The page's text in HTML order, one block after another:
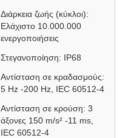
Διάρκεια ζωής (κύκλοι):
Ελάχιστο 10.000.000
ενεργοποιήσεις
Στεγανοποίηση: IP68
Αντίσταση σε κραδασμούς:
5 Hz -200 Hz, IEC 60512-4
Αντίσταση σε κρούση: 3
άξονες 150 m/s² -11 ms,
IEC 60512-4